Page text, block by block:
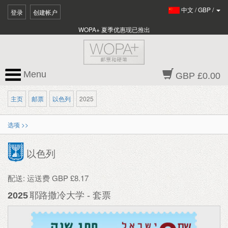
登录 创建帐户 中文 /GBP/
WOPA+ 夏季优惠现已推出
GBP £0.00
Menu
主页 邮票 以色列 2025
选项 >>
以色列
配送: 运送费 GBP £8.17
2025耶路撒冷大学 - 套票